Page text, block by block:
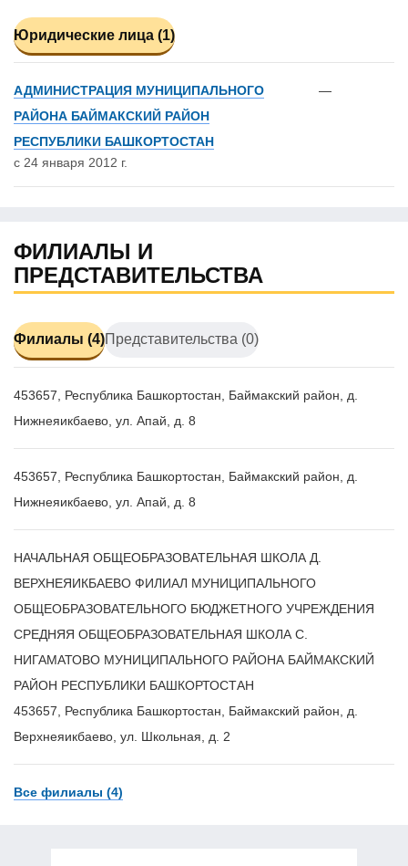
Юридические лица (1)
АДМИНИСТРАЦИЯ МУНИЦИПАЛЬНОГО
РАЙОНА БАЙМАКСКИЙ РАЙОН
РЕСПУБЛИКИ БАШКОРТОСТАН
с 24 января 2012 г.
—
ФИЛИАЛЫ И
ПРЕДСТАВИТЕЛЬСТВА
Филиалы (4)Представительства (0)
453657, Республика Башкортостан, Баймакский район, д.
Нижнеяикбаево, ул. Апай, д. 8
453657, Республика Башкортостан, Баймакский район, д.
Нижнеяикбаево, ул. Апай, д. 8
НАЧАЛЬНАЯ ОБЩЕОБРАЗОВАТЕЛЬНАЯ ШКОЛА Д.
ВЕРХНЕЯИКБАЕВО ФИЛИАЛ МУНИЦИПАЛЬНОГО
ОБЩЕОБРАЗОВАТЕЛЬНОГО БЮДЖЕТНОГО УЧРЕЖДЕНИЯ
СРЕДНЯЯ ОБЩЕОБРАЗОВАТЕЛЬНАЯ ШКОЛА С.
НИГАМАТОВО МУНИЦИПАЛЬНОГО РАЙОНА БАЙМАКСКИЙ
РАЙОН РЕСПУБЛИКИ БАШКОРТОСТАН
453657, Республика Башкортостан, Баймакский район, д.
Верхнеяикбаево, ул. Школьная, д. 2
Все филиалы (4)